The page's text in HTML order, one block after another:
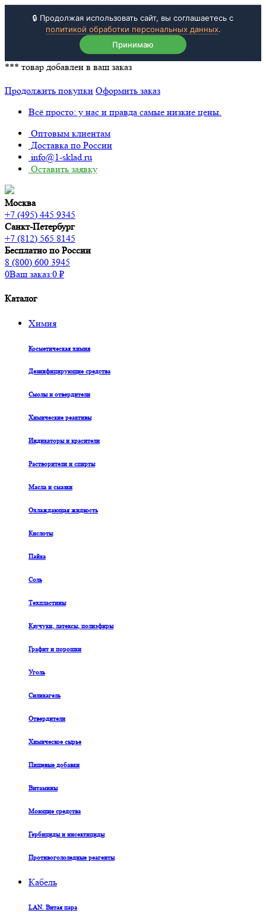
🔒 Продолжая использовать сайт, вы соглашаетесь с
политикой обработки персональных данных.
Принимаю
*** товар добавлен в ваш заказ
Продолжить покупки Оформить заказ
Всё просто: у нас и правда самые низкие цены.
Оптовым клиентам
Доставка по России
info@1-sklad.ru
Оставить заявку
Москва
+7 (495) 445 9345
Санкт-Петербург
+7 (812) 565 8145
Бесплатно по России
8 (800) 600 3945
0Ваш заказ:0 ₽
Каталог
Химия
Косметическая химия
Дезинфицирующие средства
Смолы и отвердители
Химические реактивы
Индикаторы и красители
Растворители и спирты
Масла и смазки
Охлаждающая жидкость
Кислоты
Пайка
Соль
Техпластины
Каучуки, латексы, полиэфиры
Графит и порошки
Уголь
Силикагель
Отвердители
Химическое сырье
Пищевые добавки
Витамины
Моющие средства
Гербициды и инсектициды
Противогололедные реагенты
Кабель
LAN. Витая пара